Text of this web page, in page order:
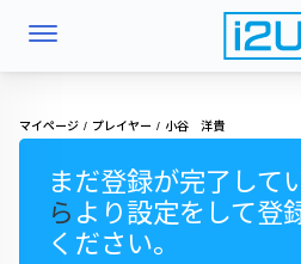
マイページ プレイヤー 小谷 洋貴
まだ登録が完了して
ら より設定をして登
ください。